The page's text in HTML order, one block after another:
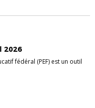
2026
fédéral (PEF) est un outil